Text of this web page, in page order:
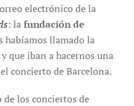
electrónico de la
: lafundación de
habíamos llamado la
que iban a hacernos una
concierto de Barcelona.
de los conciertos de